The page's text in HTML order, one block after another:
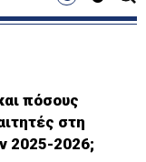
πόσους
στη
2025-2026;